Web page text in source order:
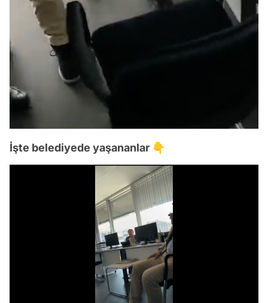
İşte belediyede yaşananlar 👇